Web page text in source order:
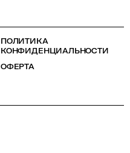
ПОЛИТИКА
КОНФИДЕНЦИАЛЬНОСТИ
ОФЕРТА